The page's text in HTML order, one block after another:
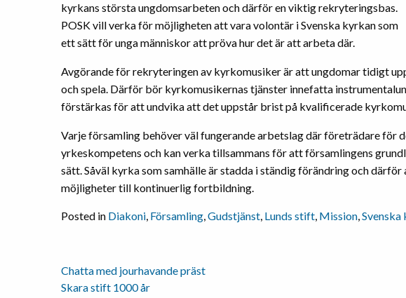
kyrkans största ungdomsarbeten och därför en viktig rekryteringsbas.
POSK vill verka för möjligheten att vara volontär i Svenska kyrkan som
ett sätt för unga människor att pröva hur det är att arbeta där.
Avgörande för rekryteringen av kyrkomusiker är att ungdomar tidigt
och spela. Därför bör kyrkomusikernas tjänster innefatta
förstärkas för att undvika att det uppstår brist på kvalificerade
Varje församling behöver väl fungerande arbetslag där företrädare för
yrkeskompetens och kan verka tillsammans för att församlingens
sätt. Såväl kyrka som samhälle är stadda i ständig förändring och därför
möjligheter till kontinuerlig fortbildning.
Posted in Diakoni, Församling,Gudstjänst, Lunds stift, Mission,Svenska
Inläggsnavigering
Chatta med jourhavande präst
Skara stift 1000 år